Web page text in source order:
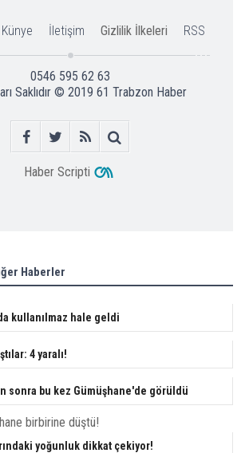
Künye İletişim Gizlilik İlkeleri RSS
0546 595 62 63
Saklıdır © 2019 61 Trabzon Haber
Haber Scripti
Haberler
kullanılmaz hale geldi
4 yaralı!
sonra bu kez Gümüşhane'de görüldü
birbirine düştü!
yoğunluk dikkat çekiyor!